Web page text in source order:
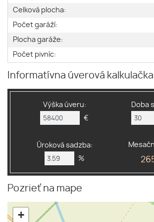
Celková plocha:
Počet garáží:
Plocha garáže:
Počet pivníc:
Informatívna úverová kalkulačka
Výška úveru:
€
Doba
Úroková sadzba:
%
Pozrieť na mape
+